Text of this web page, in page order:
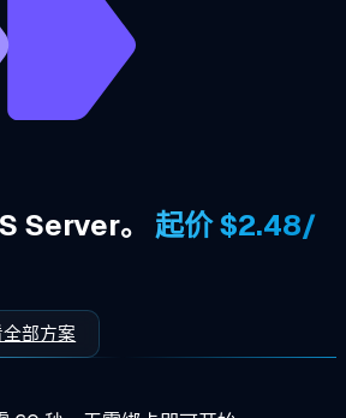
Server。 起价 $2.48/
部方案